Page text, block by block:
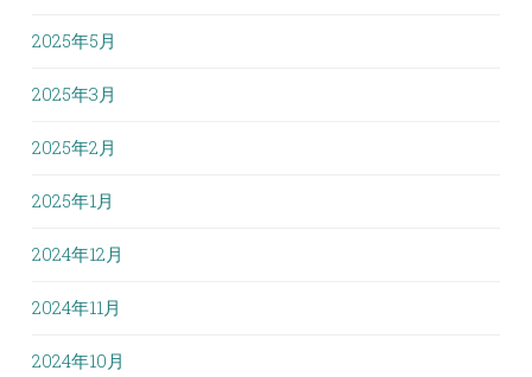
2025年5月
2025年3月
2025年2月
2025年1月
2024年12月
2024年11月
2024年10月